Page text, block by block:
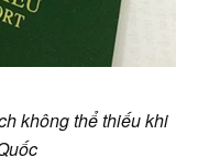
không thể thiếu khi